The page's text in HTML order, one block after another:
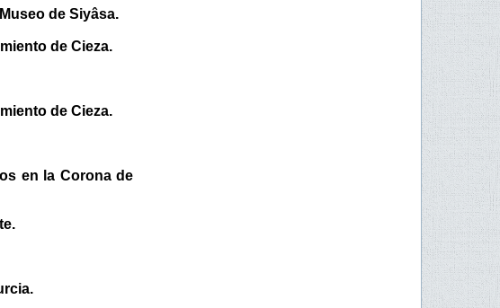
de Siyâsa.
de Cieza.
de Cieza.
en la Corona de